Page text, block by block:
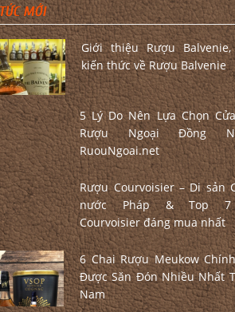
MỚI
Giới thiệu Rượu
kiến thức về Rượu Balvenie
5 Lý Do Nên Lựa Chọn
Rượu Ngoại Đồng
RuouNgoai.net
Rượu Courvoisier – Di sản
nước Pháp & Top 7
Courvoisier đáng mua nhất
6 Chai Rượu Meukow
Được Săn Đón Nhiều Nhất
Nam